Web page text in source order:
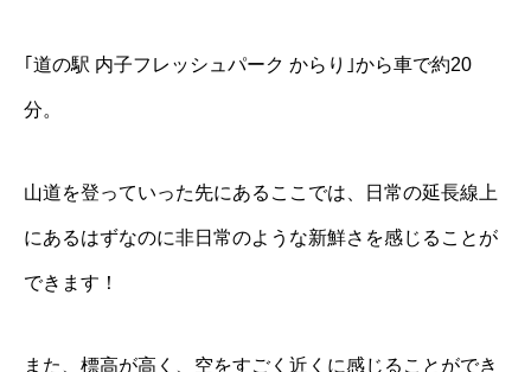
｢道の駅 内子フレッシュパーク からり｣から車で約20
分。
山道を登っていった先にあるここでは、日常の延長線上
にあるはずなのに非日常のような新鮮さを感じることが
できます！
また、標高が高く、空をすごく近くに感じることができ